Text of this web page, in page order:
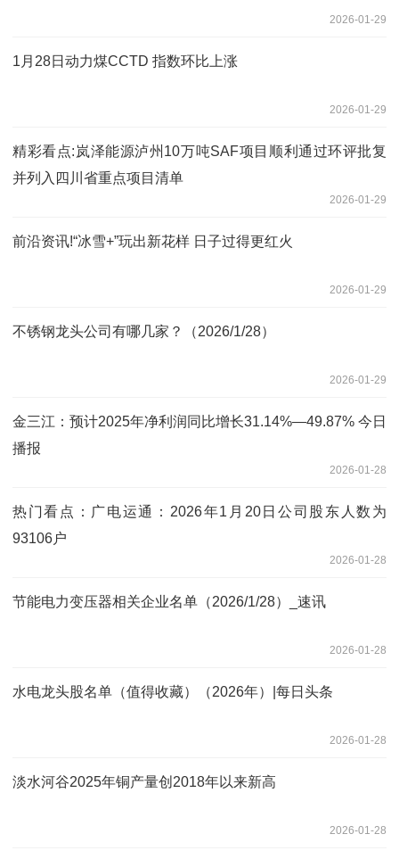
2026-01-29
1月28日动力煤CCTD 指数环比上涨
2026-01-29
精彩看点:岚泽能源泸州10万吨SAF项目顺利通过环评批复
并列入四川省重点项目清单
2026-01-29
前沿资讯!“冰雪+”玩出新花样 日子过得更红火
2026-01-29
不锈钢龙头公司有哪几家？（2026/1/28）
2026-01-29
金三江：预计2025年净利润同比增长31.14%—49.87% 今日
播报
2026-01-28
热门看点：广电运通：2026年1月20日公司股东人数为
93106户
2026-01-28
节能电力变压器相关企业名单（2026/1/28）_速讯
2026-01-28
水电龙头股名单（值得收藏）（2026年）|每日头条
2026-01-28
淡水河谷2025年铜产量创2018年以来新高
2026-01-28